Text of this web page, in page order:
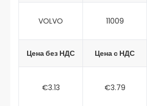
VOLVO 11009
Цена без НДС Цена с НДС
€3.13 €3.79